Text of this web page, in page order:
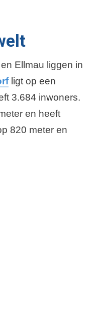
Ellmau liggen in
ligt op een
3.684 inwoners.
en heeft
820 meter en